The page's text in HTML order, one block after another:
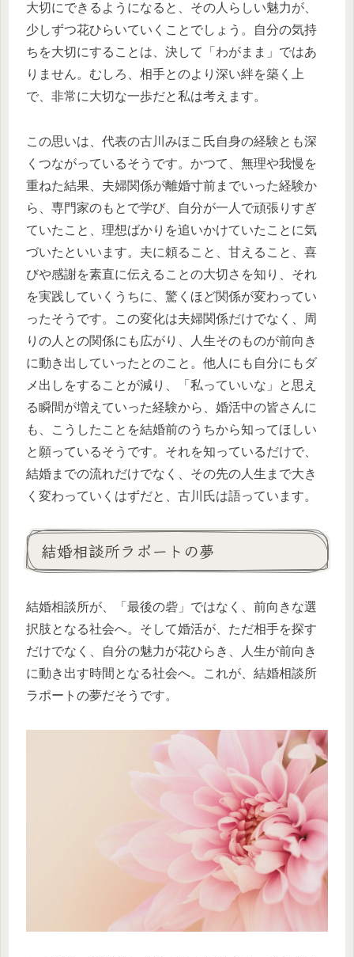
大切にできるようになると、その人らしい魅力が、
少しずつ花ひらいていくことでしょう。自分の気持
ちを大切にすることは、決して「わがまま」ではあ
りません。むしろ、相手とのより深い絆を築く上
で、非常に大切な一歩だと私は考えます。
この思いは、代表の古川みほこ氏自身の経験とも深
くつながっているそうです。かつて、無理や我慢を
重ねた結果、夫婦関係が離婚寸前までいった経験か
ら、専門家のもとで学び、自分が一人で頑張りすぎ
ていたこと、理想ばかりを追いかけていたことに気
づいたといいます。夫に頼ること、甘えること、喜
びや感謝を素直に伝えることの大切さを知り、それ
を実践していくうちに、驚くほど関係が変わってい
ったそうです。この変化は夫婦関係だけでなく、周
りの人との関係にも広がり、人生そのものが前向き
に動き出していったとのこと。他人にも自分にもダ
メ出しをすることが減り、「私っていいな」と思え
る瞬間が増えていった経験から、婚活中の皆さんに
も、こうしたことを結婚前のうちから知ってほしい
と願っているそうです。それを知っているだけで、
結婚までの流れだけでなく、その先の人生まで大き
く変わっていくはずだと、古川氏は語っています。
結婚相談所ラポートの夢
結婚相談所が、「最後の砦」ではなく、前向きな選
択肢となる社会へ。そして婚活が、ただ相手を探す
だけでなく、自分の魅力が花ひらき、人生が前向き
に動き出す時間となる社会へ。これが、結婚相談所
ラポートの夢だそうです。